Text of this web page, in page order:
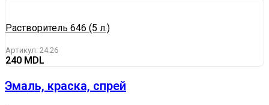
Растворитель 646 (5 л.)
Артикул: 24.26
240
Эмаль, краска, спрей